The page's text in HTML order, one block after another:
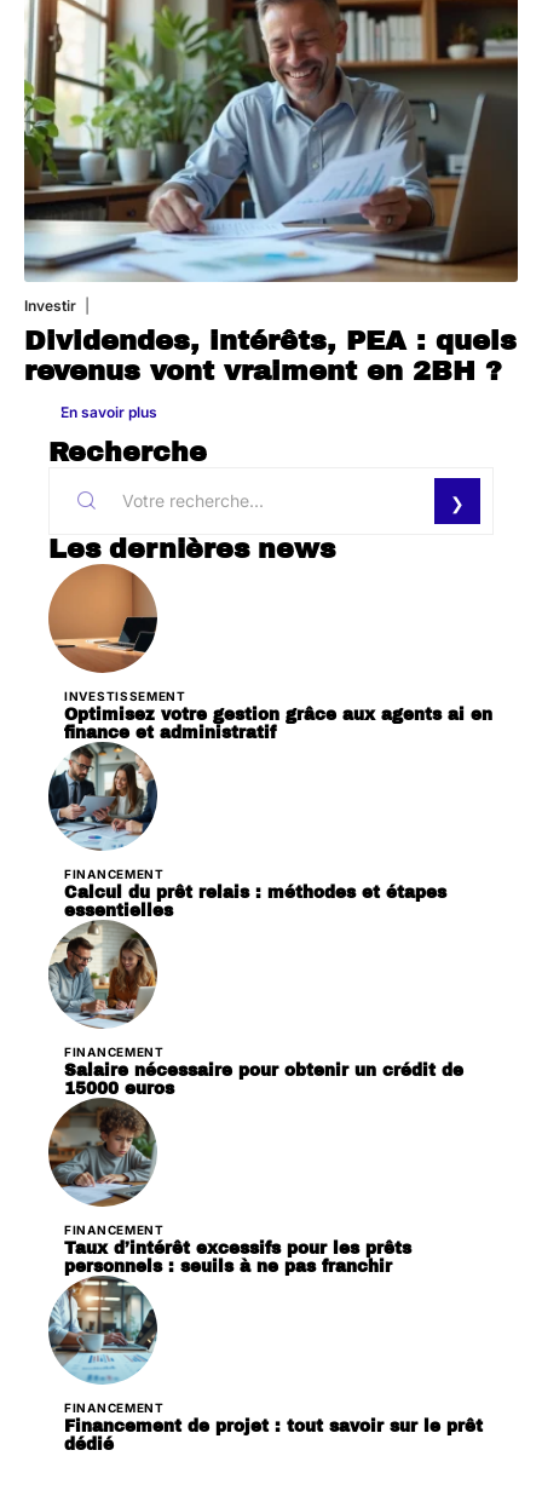
Investir
Dividendes, intérêts, PEA : quels
revenus vont vraiment en 2BH ?
En savoir plus
Recherche
Les dernières news
INVESTISSEMENT
Optimisez votre gestion grâce aux agents ai en
finance et administratif
FINANCEMENT
Calcul du prêt relais : méthodes et étapes
essentielles
FINANCEMENT
Salaire nécessaire pour obtenir un crédit de
15000 euros
FINANCEMENT
Taux d’intérêt excessifs pour les prêts
personnels : seuils à ne pas franchir
FINANCEMENT
Financement de projet : tout savoir sur le prêt
dédié